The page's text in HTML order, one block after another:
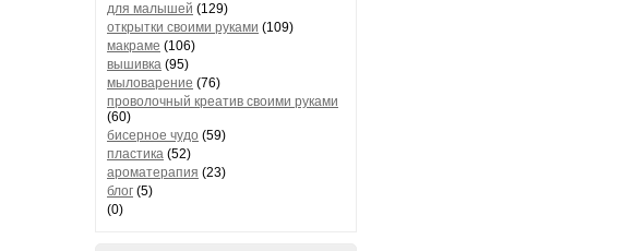
для малышей (129)
открытки своими руками (109)
макраме (106)
вышивка (95)
мыловарение (76)
проволочный креатив своими руками
(60)
бисерное чудо (59)
пластика (52)
ароматерапия (23)
блог (5)
(0)